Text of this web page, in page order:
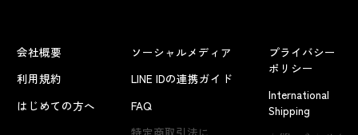
よくあるお問い合わせ
会社概要
利用規約
はじめての方へ
ソーシャルメディア
LINE IDの連携ガイド
FAQ
プライバシー
ポリシー
International
Shipping